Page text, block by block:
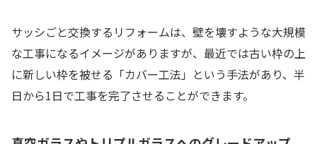
サッシごと交換するリフォームは、壁を壊すような大規模
な工事になるイメージがありますが、最近では古い枠の上
に新しい枠を被せる「カバー工法」という手法があり、半
日から1日で工事を完了させることができます。